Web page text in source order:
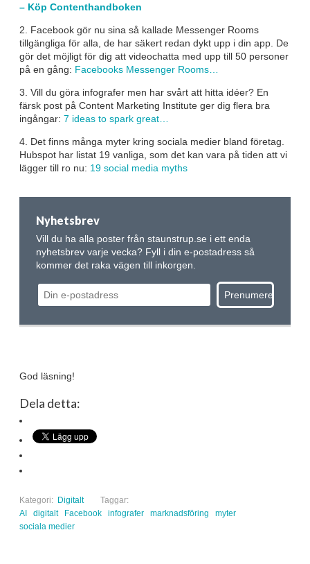
– Köp Contenthandboken
2. Facebook gör nu sina så kallade Messenger Rooms
tillgängliga för alla, de har säkert redan dykt upp i din app. De
gör det möjligt för dig att videochatta med upp till 50 personer
på en gång: Facebooks Messenger Rooms…
3. Vill du göra infografer men har svårt att hitta idéer? En
färsk post på Content Marketing Institute ger dig flera bra
ingångar: 7 ideas to spark great…
4. Det finns många myter kring sociala medier bland företag.
Hubspot har listat 19 vanliga, som det kan vara på tiden att vi
lägger till ro nu: 19 social media myths
Nyhetsbrev
Vill du ha alla poster från staunstrup.se i ett enda
nyhetsbrev varje vecka? Fyll i din e-postadress så
kommer det raka vägen till inkorgen.
God läsning!
Dela detta:
Kategori: Digitalt
Taggar:
AI
digitalt Facebook infografer marknadsföring
myter
sociala medier